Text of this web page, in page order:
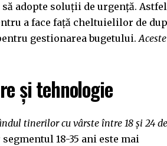
adopte soluții de urgență.
a face față cheltuielilor de
gestionarea bugetului.Aceste
și tehnologie
tinerilor cu vârste între 18 și 24 de
18-35 ani este mai